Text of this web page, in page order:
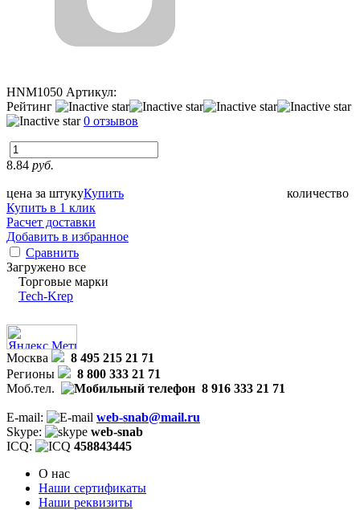
HNM1050 Артикул:
Рейтинг
0 отзывов
8.84 руб.
цена за штуку количество
Купить
Купить в 1 клик
Расчет доставки
Добавить в избранное
Сравнить
Загружено все
Торговые марки
Tech-Krep
Москва
8 495 215 21 71
Регионы
8 800 333 21 71
Моб.тел.
8 916 333 21 71
E-mail:
web-snab@mail.ru
Skype:
web-snab
ICQ:
458843445
О нас
Наши сертификаты
Наши реквизиты